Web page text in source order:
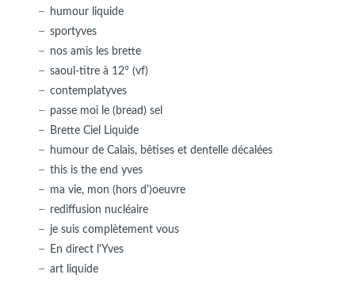
humour liquide
sportyves
nos amis les brette
saoul-titre à 12° (vf)
contemplatyves
passe moi le (bread) sel
Brette Ciel Liquide
humour de Calais, bêtises et dentelle décalées
this is the end yves
ma vie, mon (hors d')oeuvre
rediffusion nucléaire
je suis complètement vous
En direct l'Yves
art liquide